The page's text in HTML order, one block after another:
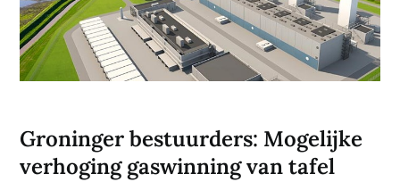
Groninger bestuurders: Mogelijke
verhoging gaswinning van tafel